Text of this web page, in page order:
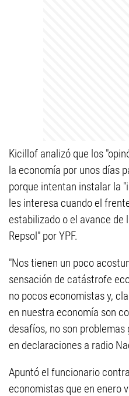
Kicillof analizó que los
la economía por unos días
porque intentan instalar la
les interesa cuando el
estabilizado o el avance de
Repsol" por YPF.
"Nos tienen un poco
sensación de catástrofe
no pocos economistas y,
en nuestra economía son
desafíos, no son
en declaraciones a radio
Apuntó el funcionario
economistas que en enero